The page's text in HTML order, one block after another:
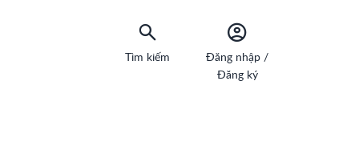
Tìm kiếm
Đăng nhập /
Đăng ký